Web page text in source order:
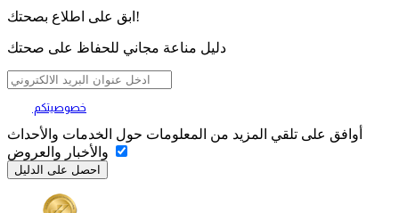
ابق على اطلاع بصحتك!
دليل مناعة مجاني للحفاظ على صحتك
خصوصيتكم
أوافق على تلقي المزيد من المعلومات حول الخدمات والأحداث